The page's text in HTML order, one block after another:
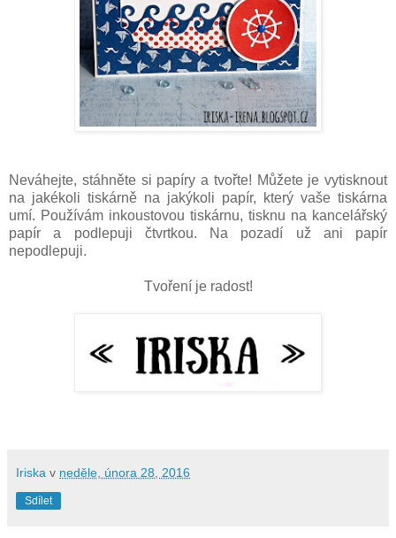
Neváhejte, stáhněte si papíry a tvořte! Můžete je vytisknout
na jakékoli tiskárně na jakýkoli papír, který vaše tiskárna
umí. Používám inkoustovou tiskárnu, tisknu na kancelářský
papír a podlepuji čtvrtkou. Na pozadí už ani papír
nepodlepuji.
Tvoření je radost!
Iriska v neděle, února 28, 2016
Sdílet